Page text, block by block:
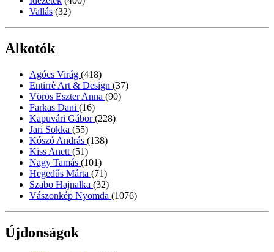
Vallás (32)
Alkotók
Agócs Virág (418)
Entirrè Art & Design (37)
Vörös Eszter Anna (90)
Farkas Dani (16)
Kapuvári Gábor(228)
Jari Sokka (55)
Kószó András (138)
Kiss Anett (51)
Nagy Tamás (101)
Hegedűs Márta (71)
Szabo Hajnalka (32)
Vászonkép Nyomda (1076)
Újdonságok